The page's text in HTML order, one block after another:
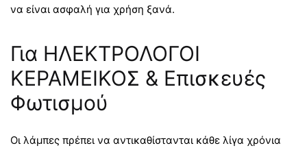
να είναι ασφαλή για χρήση ξανά.
Για ΗΛΕΚΤΡΟΛΟΓΟΙ
ΚΕΡΑΜΕΙΚΟΣ & Επισκευές
Φωτισμού
Οι λάμπες πρέπει να αντικαθίστανται κάθε λίγα χρόνια